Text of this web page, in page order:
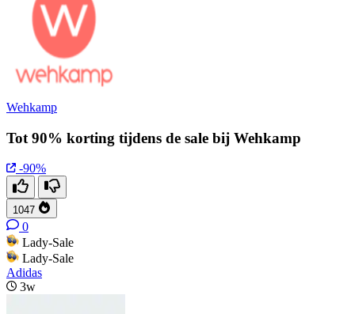
Wehkamp
Tot 90% korting tijdens de sale bij Wehkamp
-90%
1047
0
Lady-Sale
Lady-Sale
Adidas
3w